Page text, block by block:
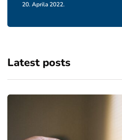
20. Aprila 2022.
Latest posts